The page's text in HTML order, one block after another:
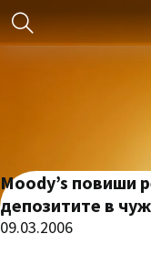
Moody’s повиши
депозитите в
09.03.2006